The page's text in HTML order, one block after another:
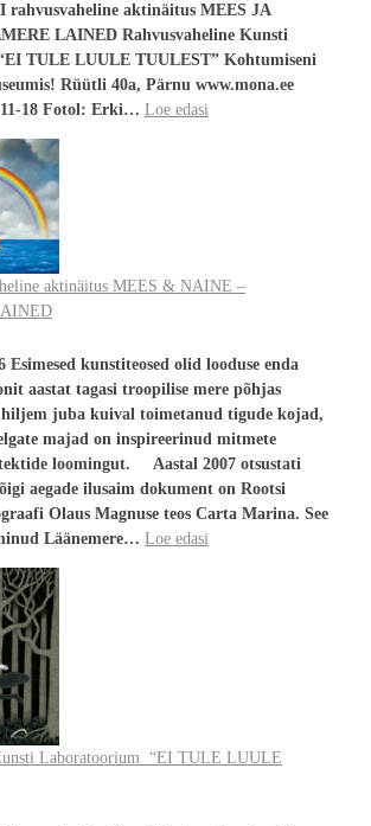
rahvusvaheline aktinäitus MEES JA
LAINED Rahvusvaheline Kunsti
TULE LUULE TUULEST” Kohtumiseni
Rüütli 40a, Pärnu www.mona.ee
18 Fotol: Erki… Loe edasi
aktinäitus MEES & NAINE –
Esimesed kunstiteosed olid looduse enda
aastat tagasi troopilise mere põhjas
juba kuival toimetanud tigude kojad,
majad on inspireerinud mitmete
loomingut. Aastal 2007 otsustati
aegade ilusaim dokument on Rootsi
Olaus Magnuse teos Carta Marina. See
Läänemere… Loe edasi
Laboratoorium “EI TULE LUULE